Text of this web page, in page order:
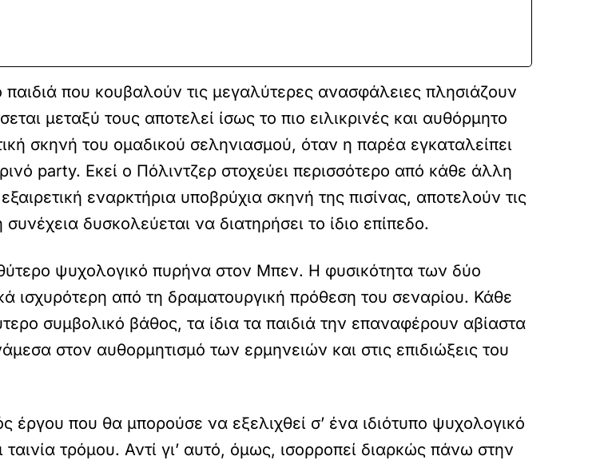
που κουβαλούν τις μεγαλύτερες ανασφάλειες πλησιάζουν
μεταξύ τους αποτελεί ίσως το πιο ειλικρινές και αυθόρμητο
σκηνή του ομαδικού σεληνιασμού, όταν η παρέα εγκαταλείπει
party. Εκεί ο Πόλιντζερ στοχεύει περισσότερο από κάθε άλλη
εναρκτήρια υποβρύχια σκηνή της πισίνας, αποτελούν τις
δυσκολεύεται να διατηρήσει το ίδιο επίπεδο.
ψυχολογικό πυρήνα στον Μπεν. Η φυσικότητα των δύο
ισχυρότερη από τη δραματουργική πρόθεση του σεναρίου. Κάθε
συμβολικό βάθος, τα ίδια τα παιδιά την επαναφέρουν αβίαστα
στον αυθορμητισμό των ερμηνειών και στις επιδιώξεις του
έργου που θα μπορούσε να εξελιχθεί σ’ ένα ιδιότυπο ψυχολογικό
ταινία τρόμου. Αντί γι’ αυτό, όμως, ισορροπεί διαρκώς πάνω στην